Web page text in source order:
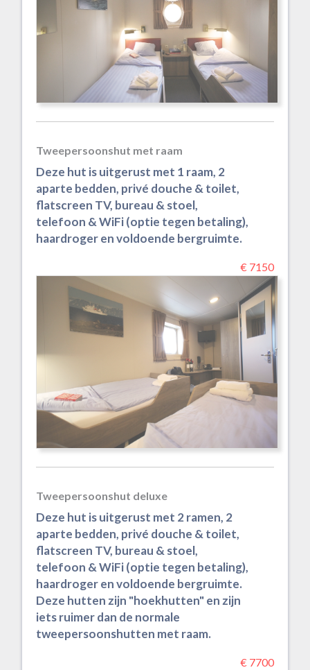
Tweepersoonshut met raam
Deze hut is uitgerust met 1 raam, 2
aparte bedden, privé douche & toilet,
flatscreen TV, bureau & stoel,
telefoon & WiFi (optie tegen betaling),
haardroger en voldoende bergruimte.
€ 7150
Tweepersoonshut deluxe
Deze hut is uitgerust met 2 ramen, 2
aparte bedden, privé douche & toilet,
flatscreen TV, bureau & stoel,
telefoon & WiFi (optie tegen betaling),
haardroger en voldoende bergruimte.
Deze hutten zijn "hoekhutten" en zijn
iets ruimer dan de normale
tweepersoonshutten met raam.
€ 7700